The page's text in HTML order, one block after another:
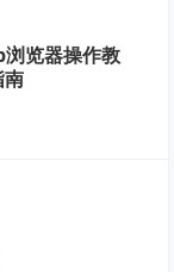
览器操作教
南